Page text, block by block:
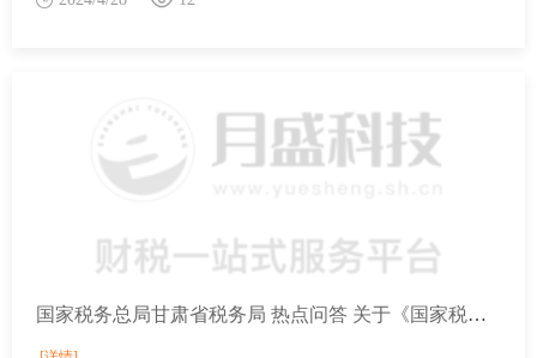
国家税务总局甘肃省税务局 热点问答 关于《国家税务总局关于推广应用全面数字化电子发票的公告》的解答